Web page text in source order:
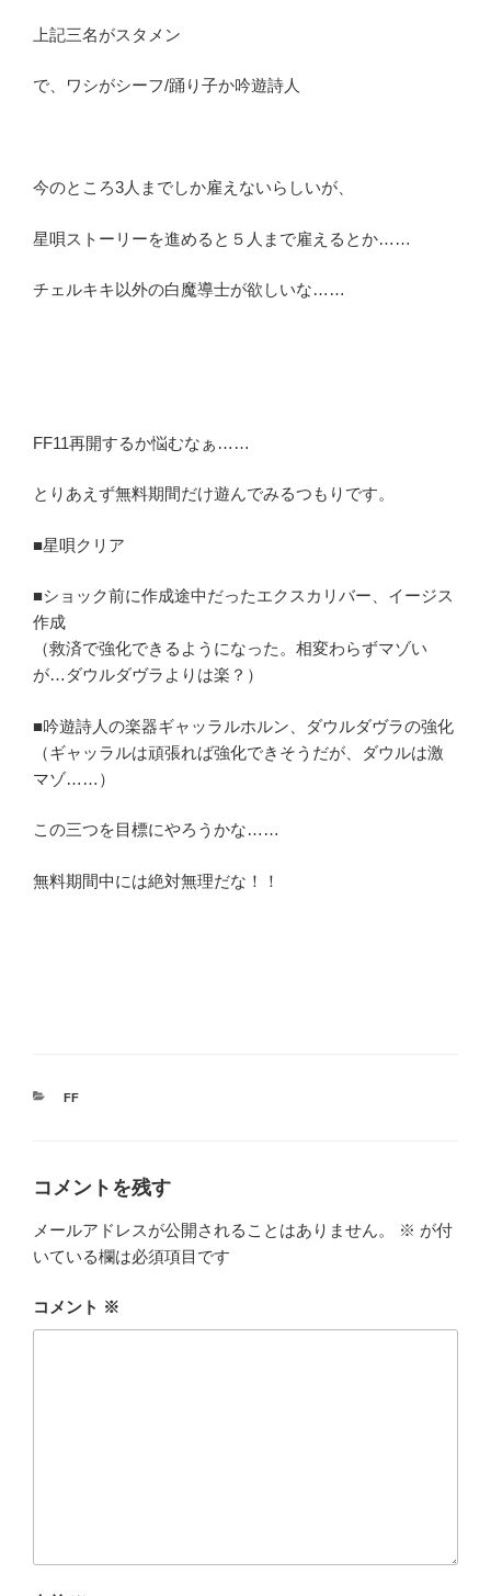
上記三名がスタメン
で、ワシがシーフ/踊り子か吟遊詩人
今のところ3人までしか雇えないらしいが、
星唄ストーリーを進めると５人まで雇えるとか……
チェルキキ以外の白魔導士が欲しいな……
FF11再開するか悩むなぁ……
とりあえず無料期間だけ遊んでみるつもりです。
■星唄クリア
■ショック前に作成途中だったエクスカリバー、イージス
作成
（救済で強化できるようになった。相変わらずマゾい
が…ダウルダヴラよりは楽？）
■吟遊詩人の楽器ギャッラルホルン、ダウルダヴラの強化
（ギャッラルは頑張れば強化できそうだが、ダウルは激
マゾ……）
この三つを目標にやろうかな……
無料期間中には絶対無理だな！！
カ
FF
コメントを残す
メールアドレスが公開されることはありません。 ※ が付
いている欄は必須項目です
コメント ※